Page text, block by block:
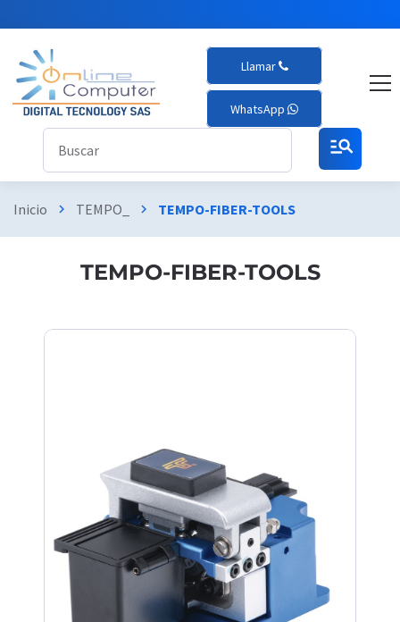
Llamar
WhatsApp
manage_search
Inicio chevron_right TEMPO_ chevron_right TEMPO-FIBER-TOOLS
TEMPO-FIBER-TOOLS